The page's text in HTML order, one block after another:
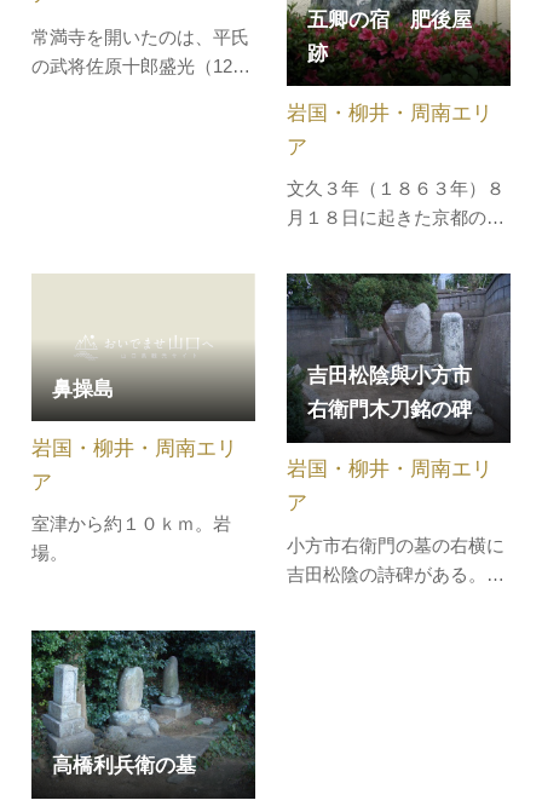
常満寺を開いたのは、平氏
の武将佐原十郎盛光（1293
り6ｍ、高さ約30ｍの雌樹
五卿の宿 肥後屋
跡
文久３年（１８６３年）８
月１８日に起きた京都の政
下った７人の公卿の内、三
卿（五卿説もあり）がその
途中、８月２５日にこの肥
後屋に宿泊した。翌、元治
元年（１８６４年）７月、
五卿（三条実美、三条西季
修、四条隆…
岩国・柳井・周南エリ
ア
鼻操島
室津から約１０ｋｍ。岩
場。
岩国・柳井・周南エリ
ア
吉田松陰與小方市
右衛門木刀銘の碑
小方市右衛門の墓の右横に
吉田松陰の詩碑がある。こ
岩国・柳井・周南エリ
ア
高橋利兵衛の墓